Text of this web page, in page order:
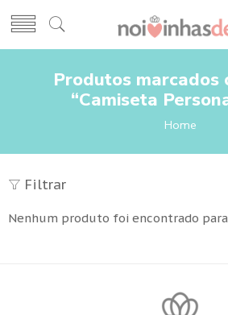
Produtos marcados
“Camiseta
Home
Filtrar
Nenhum produto foi encontrado para